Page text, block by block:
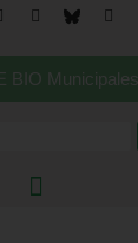
BIO Municipales